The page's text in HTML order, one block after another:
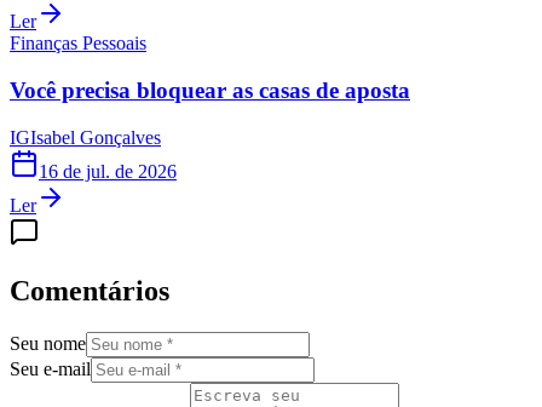
Ler
Finanças Pessoais
Você precisa bloquear as casas de aposta
IGIsabel Gonçalves
16 de jul. de 2026
Ler
Comentários
Seu nome
Seu e-mail